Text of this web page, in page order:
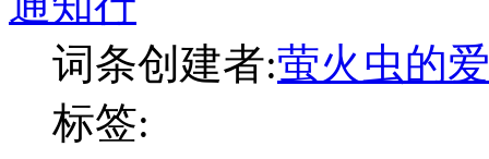
词条创建者:萤火虫的
标签: